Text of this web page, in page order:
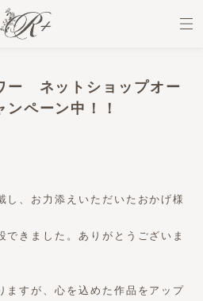
ー ネットショップオー
ペーン中！！
し、お力添えいただいたおかげ様
できました。ありがとうございま
ますが、心を込めた作品をアップ